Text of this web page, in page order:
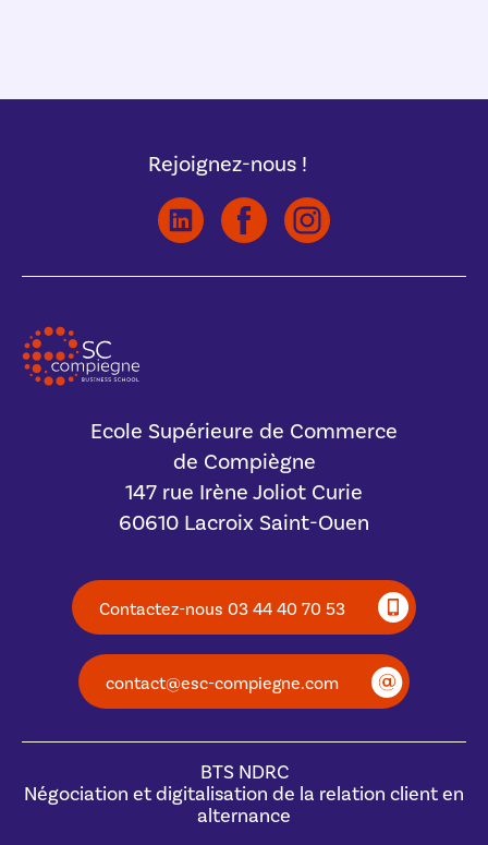
Rejoignez-nous !
Ecole Supérieure de Commerce
de Compiègne
147 rue Irène Joliot Curie
60610 Lacroix Saint-Ouen
Contactez-nous 03 44 40 70 53
contact@esc-compiegne.com
BTS NDRC
Négociation et digitalisation de la relation client en
alternance